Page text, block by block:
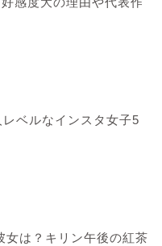
ベルなインスタ女子5
女は？キリン午後の紅茶